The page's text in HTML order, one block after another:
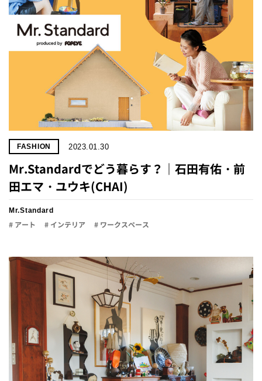
FASHION 2023.01.30
Mr.Standardでどう暮らす？｜石田有佑・前
田エマ・ユウキ(CHAI)
Mr.Standard
# アート # インテリア # ワークスペース